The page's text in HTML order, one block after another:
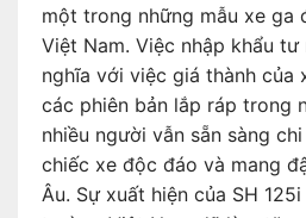
một trong những mẫu xe ga
Việt Nam. Việc nhập khẩu tư
nghĩa với việc giá thành của
các phiên bản lắp ráp trong
nhiều người vẫn sẵn sàng
chiếc xe độc đáo và mang
Âu. Sự xuất hiện của SH